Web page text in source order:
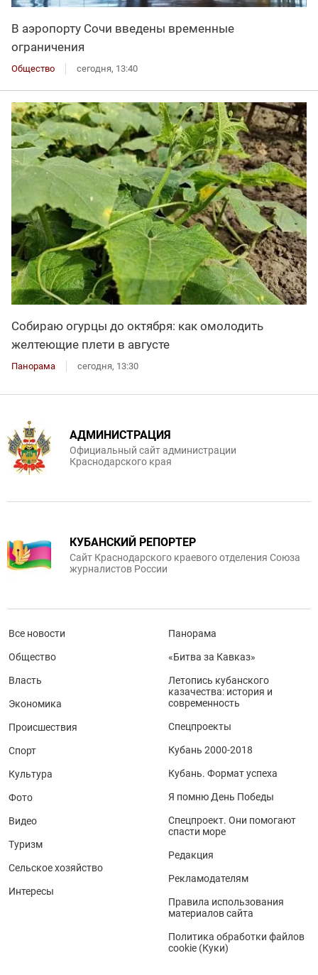
В аэропорту Сочи введены временные
ограничения
Общество сегодня, 13:40
Собираю огурцы до октября: как омолодить
желтеющие плети в августе
Панорама сегодня, 13:30
АДМИНИСТРАЦИЯ
Официальный сайт администрации
Краснодарского края
КУБАНСКИЙ РЕПОРТЕР
Сайт Краснодарского краевого отделения Союза
журналистов России
Все новости
Общество
Власть
Экономика
Происшествия
Спорт
Культура
Фото
Видео
Туризм
Сельское хозяйство
Интересы
Панорама
«Битва за Кавказ»
Летопись кубанского
казачества: история и
современность
Спецпроекты
Кубань 2000-2018
Кубань. Формат успеха
Я помню День Победы
Спецпроект. Они помогают
спасти море
Редакция
Рекламодателям
Правила использования
материалов сайта
Политика обработки файлов
cookie (Куки)